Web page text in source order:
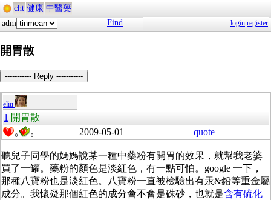
cht 健康 中醫藥
adm
Find login register
開胃散
----------- Reply -----------
eliu
1 開胃散
0 0 2009-05-01 quote
聽兒子同學的媽媽說某一種中藥粉有開胃的效果，就幫我老婆
買了一罐。藥粉的顏色是淡紅色，有一點可怕。google 一下，
那種八寶粉也是淡紅色。八寶粉一直被檢驗出有汞&鉛等重金屬
成分。我懷疑那個紅色的成分會不會是硃砂，也就是含有硫化